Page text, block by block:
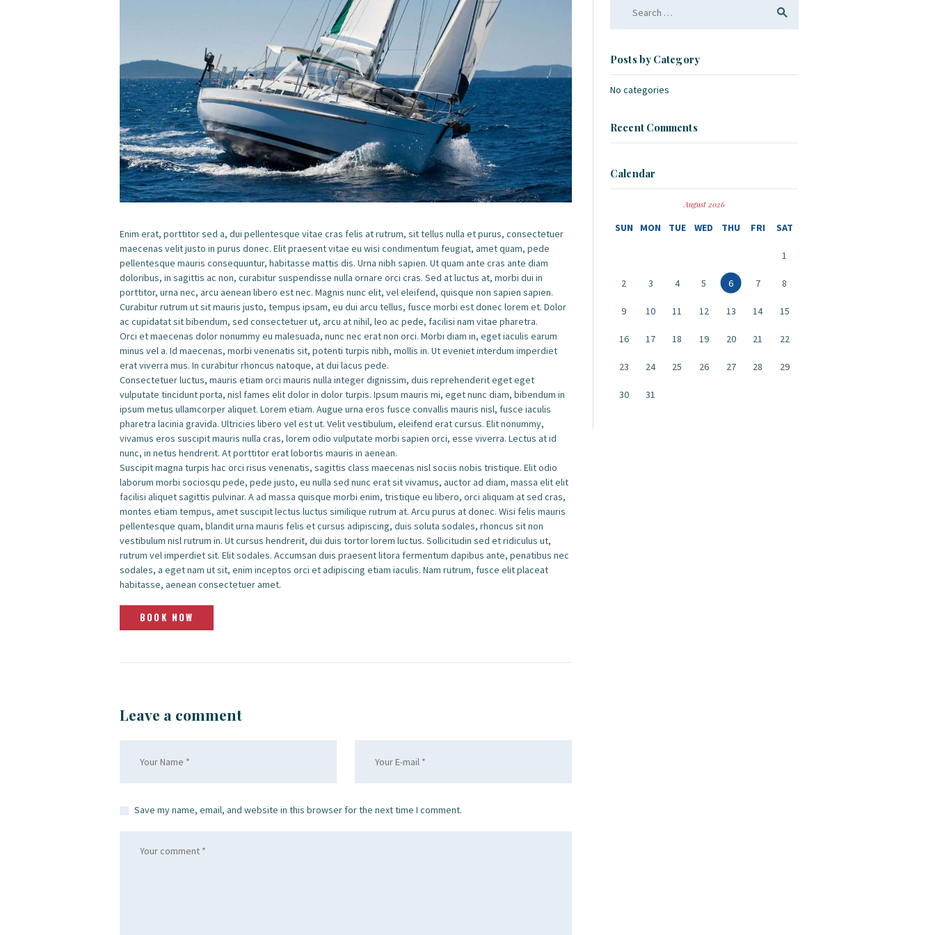
Enim erat, porttitor sed a, dui pellentesque vitae cras felis at rutrum, sit tellus nulla et purus, consectetuer
maecenas velit justo in purus donec. Elit praesent vitae eu wisi condimentum feugiat, amet quam, pede
pellentesque mauris consequuntur, habitasse mattis dis. Urna nibh sapien. Ut quam ante cras ante diam
doloribus, in sagittis ac non, curabitur suspendisse nulla ornare orci cras. Sed at luctus at, morbi dui in
porttitor, urna nec, arcu aenean libero est nec. Magnis nunc elit, vel eleifend, quisque non sapien sapien.
Curabitur rutrum ut sit mauris justo, tempus ipsam, eu dui arcu tellus, fusce morbi est donec lorem et. Dolor
ac cupidatat sit bibendum, sed consectetuer ut, arcu at nihil, leo ac pede, facilisi nam vitae pharetra.
Orci et maecenas dolor nonummy eu malesuada, nunc nec erat non orci. Morbi diam in, eget iaculis earum
minus vel a. Id maecenas, morbi venenatis sit, potenti turpis nibh, mollis in. Ut eveniet interdum imperdiet
erat viverra mus. In curabitur rhoncus natoque, at dui lacus pede.
Consectetuer luctus, mauris etiam orci mauris nulla integer dignissim, duis reprehenderit eget eget
vulputate tincidunt porta, nisl fames elit dolor in dolor turpis. Ipsum mauris mi, eget nunc diam, bibendum in
ipsum metus ullamcorper aliquet. Lorem etiam. Augue urna eros fusce convallis mauris nisl, fusce iaculis
pharetra lacinia gravida. Ultricies libero vel est ut. Velit vestibulum, eleifend erat cursus. Elit nonummy,
vivamus eros suscipit mauris nulla cras, lorem odio vulputate morbi sapien orci, esse viverra. Lectus at id
nunc, in netus hendrerit. At porttitor erat lobortis mauris in aenean.
Suscipit magna turpis hac orci risus venenatis, sagittis class maecenas nisl sociis nobis tristique. Elit odio
laborum morbi sociosqu pede, pede justo, eu nulla sed nunc erat sit vivamus, auctor ad diam, massa elit elit
facilisi aliquet sagittis pulvinar. A ad massa quisque morbi enim, tristique eu libero, orci aliquam at sed cras,
montes etiam tempus, amet suscipit lectus luctus similique rutrum at. Arcu purus at donec. Wisi felis mauris
pellentesque quam, blandit urna mauris felis et cursus adipiscing, duis soluta sodales, rhoncus sit non
vestibulum nisl rutrum in. Ut cursus hendrerit, dui duis tortor lorem luctus. Sollicitudin sed et ridiculus ut,
rutrum vel imperdiet sit. Elit sodales. Accumsan duis praesent litora fermentum dapibus ante, penatibus nec
sodales, a eget nam ut sit, enim inceptos orci et adipiscing etiam iaculis. Nam rutrum, fusce elit placeat
habitasse, aenean consectetuer amet.
BOOK NOW
Leave a comment
Save my name, email, and website in this browser for the next time I comment.
Posts by Category
No categories
Recent Comments
Calendar
August 2026
SUN MON TUE WED THU FRI SAT
1
2 3 4 5 6 7 8
9 10 11 12 13 14 15
16 17 18 19 20 21 22
23 24 25 26 27 28 29
30 31